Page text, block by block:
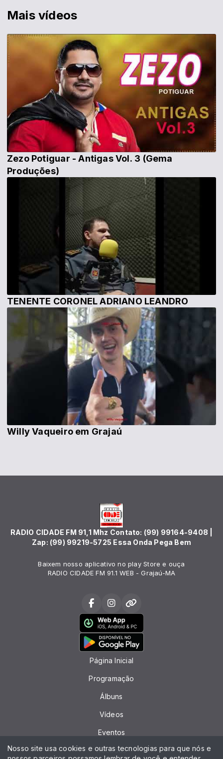
Mais vídeos
Zezo Potiguar - Antigas Vol. 3 (Gema
Produções)
TENENTE CORONEL ADRIANO LEANDRO
Willy Vaqueiro em Grajaú
RADIO CIDADE FM 91,1 Mhz Contato: (99) 99164-9408 |
Zap: (99) 99219-5725 Essa Onda Pega Bem
Baixem nosso aplicativo no play Store e ouça
RADIO CIDADE FM 91.1 WEB - Grajaú-MA
Página Inicial
Programação
Álbuns
Vídeos
Eventos
Recados
Nosso site usa cookies e outras tecnologias para que nós e